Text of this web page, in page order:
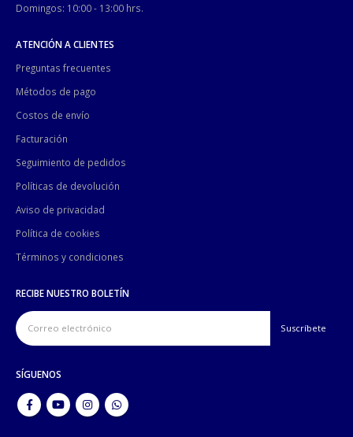
Domingos: 10:00 - 13:00 hrs.
ATENCIÓN A CLIENTES
Preguntas frecuentes
Métodos de pago
Costos de envío
Facturación
Seguimiento de pedidos
Políticas de devolución
Aviso de privacidad
Política de cookies
Términos y condiciones
RECIBE NUESTRO BOLETÍN
SÍGUENOS